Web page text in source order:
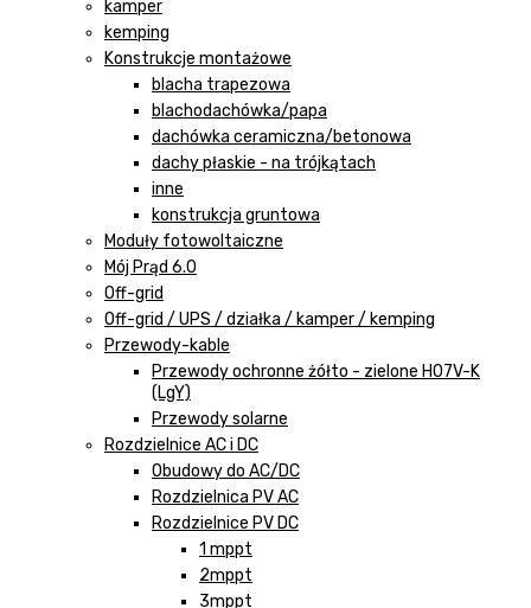
kamper
kemping
Konstrukcje montażowe
blacha trapezowa
blachodachówka/papa
dachówka ceramiczna/betonowa
dachy płaskie - na trójkątach
inne
konstrukcja gruntowa
Moduły fotowoltaiczne
Mój Prąd 6.0
Off-grid
Off-grid / UPS / działka / kamper / kemping
Przewody-kable
Przewody ochronne żółto - zielone H07V-K
(LgY)
Przewody solarne
Rozdzielnice AC i DC
Obudowy do AC/DC
Rozdzielnica PV AC
Rozdzielnice PV DC
1 mppt
2mppt
3mppt